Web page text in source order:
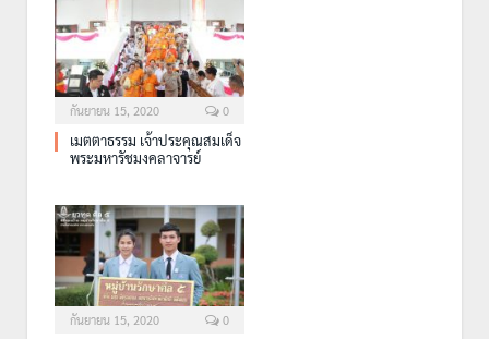
กันยายน 15, 2020 0
เมตตาธรรม เจ้าประคุณสมเด็จ
พระมหารัชมงคลาจารย์
กันยายน 15, 2020 0